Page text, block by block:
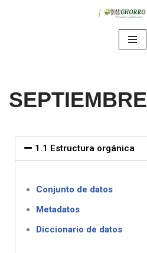
SEPTIEMBRE
1.1 Estructura orgánica
Conjunto de datos
Metadatos
Diccionario de datos